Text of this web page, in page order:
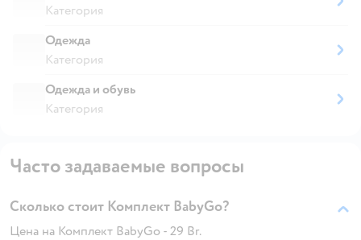
Категория
Одежда
Категория
Одежда и обувь
Категория
Часто задаваемые вопросы
Сколько стоит Комплект BabyGо?
Цена на Комплект BabyGо - 29 Br.